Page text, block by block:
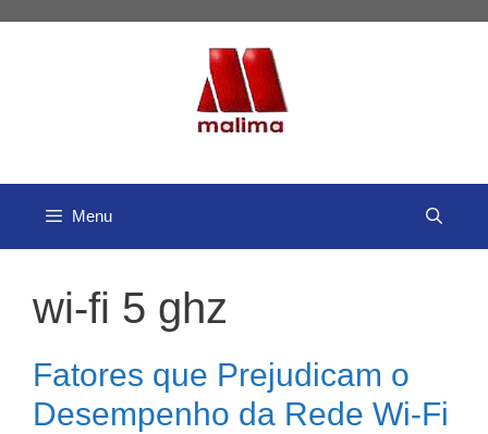
Menu
wi-fi 5 ghz
Fatores que Prejudicam o
Desempenho da Rede Wi-Fi